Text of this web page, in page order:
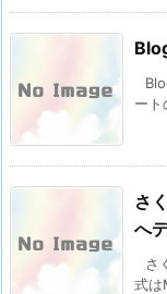
ート
さ
へ
さ
式は